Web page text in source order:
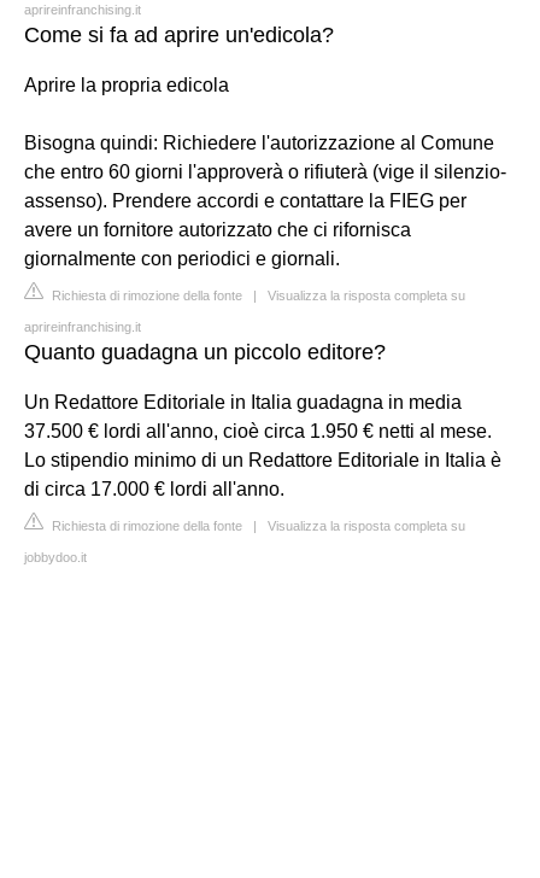
aprireinfranchising.it
Come si fa ad aprire un'edicola?
Aprire la propria edicola
Bisogna quindi: Richiedere l'autorizzazione al Comune
che entro 60 giorni l'approverà o rifiuterà (vige il silenzio-
assenso). Prendere accordi e contattare la FIEG per
avere un fornitore autorizzato che ci rifornisca
giornalmente con periodici e giornali.
Richiesta di rimozione della fonte | Visualizza la risposta completa su
aprireinfranchising.it
Quanto guadagna un piccolo editore?
Un Redattore Editoriale in Italia guadagna in media
37.500 € lordi all'anno, cioè circa 1.950 € netti al mese.
Lo stipendio minimo di un Redattore Editoriale in Italia è
di circa 17.000 € lordi all'anno.
Richiesta di rimozione della fonte | Visualizza la risposta completa su
jobbydoo.it